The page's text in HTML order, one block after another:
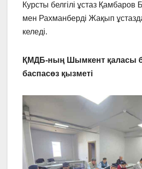
Курсты белгілі ұстаз Қамбаров
мен Рахманберді Жақып
келеді.
ҚМДБ-ның Шымкент қаласы
баспасөз қызметі